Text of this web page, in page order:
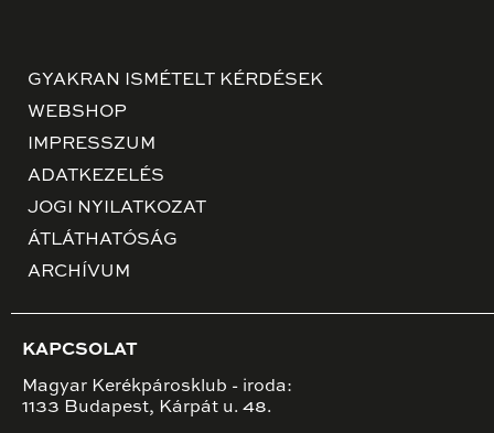
GYAKRAN ISMÉTELT KÉRDÉSEK
WEBSHOP
IMPRESSZUM
ADATKEZELÉS
JOGI NYILATKOZAT
ÁTLÁTHATÓSÁG
ARCHÍVUM
KAPCSOLAT
Magyar Kerékpárosklub - iroda:
1133 Budapest, Kárpát u. 48.